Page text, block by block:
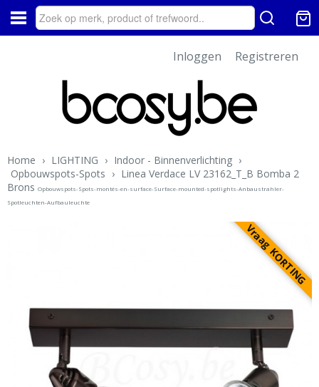
Inloggen Registreren
Home › LIGHTING › Indoor - Binnenverlichting ›
Opbouwspots-Spots › Linea Verdace LV 23162_T_B Bomba 2
Brons Opbouwspots-Spots-montés-en-surface-Surface-mounted-spotlights-Anbaustrahler-
Spotleuchten-Aufbauleuchte
Vraag KORTING